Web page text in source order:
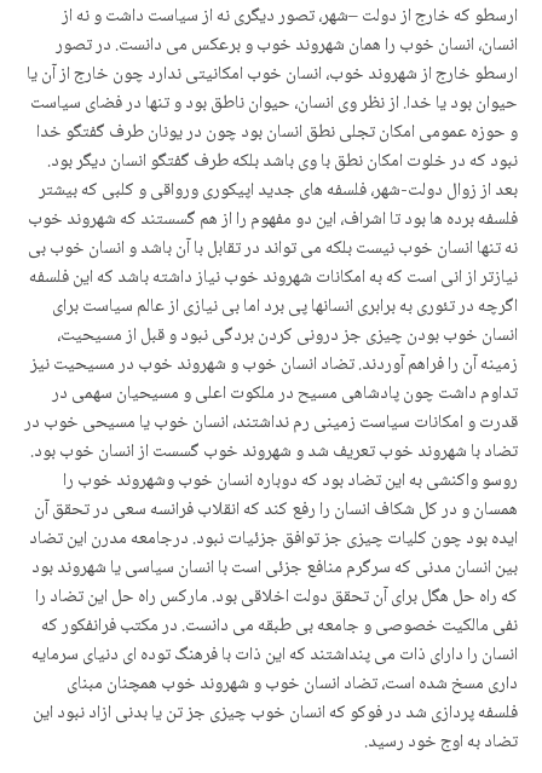
ارسطو که خارج از دولت –شهر، تصور دیگری نه از سیاست داشت و نه از
انسان، انسان خوب را همان شهروند خوب و برعکس می دانست. در تصور
ارسطو خارج از شهروند خوب، انسان خوب امکانیتی ندارد چون خارج از آن یا
حیوان بود یا خدا. از نظر وی انسان، حیوان ناطق بود و تنها در فضای سیاست
و حوزه عمومی امکان تجلی نطق انسان بود چون در یونان طرف گفتگو خدا
نبود که در خلوت امکان نطق با وی باشد بلکه طرف گفتگو انسان دیگر بود.
بعد از زوال دولت-شهر، فلسفه های جدید اپیکوری ورواقی و کلبی که بیشتر
فلسفه برده ها بود تا اشراف، این دو مفهوم را از هم گسستند که شهروند خوب
نه تنها انسان خوب نیست بلکه می تواند در تقابل با آن باشد و انسان خوب بی
نیازتر از انی است که به امکانات شهروند خوب نیاز داشته باشد که این فلسفه
اگرچه در تئوری به برابری انسانها پی برد اما بی نیازی از عالم سیاست برای
انسان خوب بودن چیزی جز درونی کردن بردگی نبود و قبل از مسیحیت،
زمینه آن را فراهم آوردند. تضاد انسان خوب و شهروند خوب در مسیحیت نیز
تداوم داشت چون پادشاهی مسیح در ملکوت اعلی و مسیحیان سهمی در
قدرت و امکانات سیاست زمینی رم نداشتند، انسان خوب یا مسیحی خوب در
تضاد با شهروند خوب تعریف شد و شهروند خوب گسست از انسان خوب بود.
روسو واکنشی به این تضاد بود که دوباره انسان خوب وشهروند خوب را
همسان و در کل شکاف انسان را رفع کند که انقلاب فرانسه سعی در تحقق آن
ایده بود چون کلیات چیزی جز توافق جزئیات نبود. درجامعه مدرن این تضاد
بین انسان مدنی که سرگرم منافع جزئی است با انسان سیاسی یا شهروند بود
که راه حل هگل برای آن تحقق دولت اخلاقی بود. مارکس راه حل این تضاد را
نفی مالکیت خصوصی و جامعه بی طبقه می دانست. در مکتب فرانفکور که
انسان را دارای ذات می پنداشتند که این ذات با فرهنگ توده ای دنیای سرمایه
داری مسخ شده است، تضاد انسان خوب و شهروند خوب همچنان مبنای
فلسفه پردازی شد در فوکو که انسان خوب چیزی جز تن یا بدنی ازاد نبود این
تضاد به اوج خود رسید.